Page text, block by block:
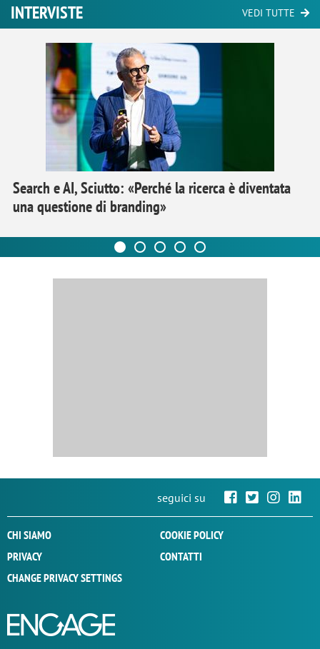
INTERVISTE VEDI TUTTE
Search e AI, Sciutto: «Perché la ricerca è diventata
una questione di branding»
seguici su
CHI SIAMO
COOKIE POLICY
PRIVACY
CONTATTI
CHANGE PRIVACY SETTINGS